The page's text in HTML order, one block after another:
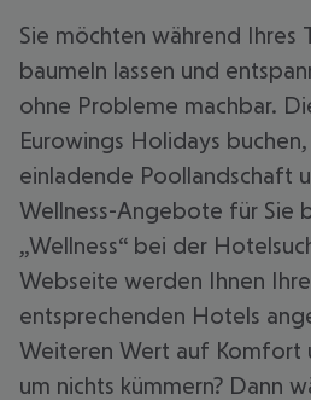
Sie möchten während Ihres
baumeln lassen und
ohne Probleme machbar.
Eurowings Holidays
einladende Poollandschaft
Wellness-Angebote für Sie
„Wellness“ bei der
Webseite werden Ihnen
entsprechenden Hotels
Weiteren Wert auf Komfort
um nichts kümmern? Dann